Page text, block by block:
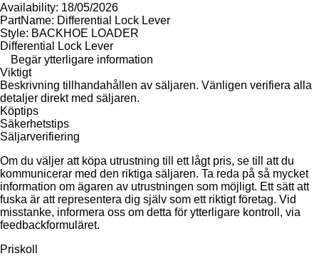
Availability: 18/05/2026
PartName: Differential Lock Lever
Style: BACKHOE LOADER
Differential Lock Lever
Begär ytterligare information
Viktigt
Beskrivning tillhandahållen av säljaren. Vänligen verifiera alla
detaljer direkt med säljaren.
Köptips
Säkerhetstips
Säljarverifiering
Om du väljer att köpa utrustning till ett lågt pris, se till att du
kommunicerar med den riktiga säljaren. Ta reda på så mycket
information om ägaren av utrustningen som möjligt. Ett sätt att
fuska är att representera dig själv som ett riktigt företag. Vid
misstanke, informera oss om detta för ytterligare kontroll, via
feedbackformuläret.
Priskoll